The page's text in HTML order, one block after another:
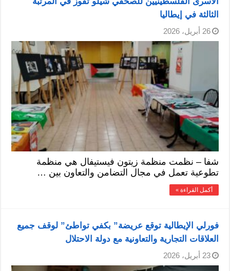
الثالثة في إيطاليا
26 أبريل، 2026
شفا – نظمت منظمة زيتون فيستيفال هي منظمة
تطوعية تعمل في مجال التضامن والتعاون بين …
أكمل القراءة »
فورلي الإيطالية توقع عريضة” بكفي تواطئ” لوقف جميع
العلاقات التجارية والتعاونية مع دولة الاحتلال
23 أبريل، 2026